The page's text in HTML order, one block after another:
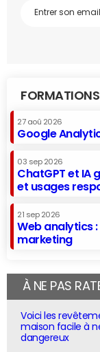
FORMATIONS
27 aoû 2026
Google
03 sep 2026
ChatGPT et IA
et usages
21 sep 2026
Web analytics
marketing
À NE PAS
Voici les
maison facile à
dangereux